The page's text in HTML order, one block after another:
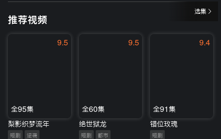
选集
推荐视频
9.5
全95集
梨影织梦流年
短剧 逆袭
9.5
全60集
绝世狱龙
短剧 都市
9.4
全91集
错位玫瑰
短剧